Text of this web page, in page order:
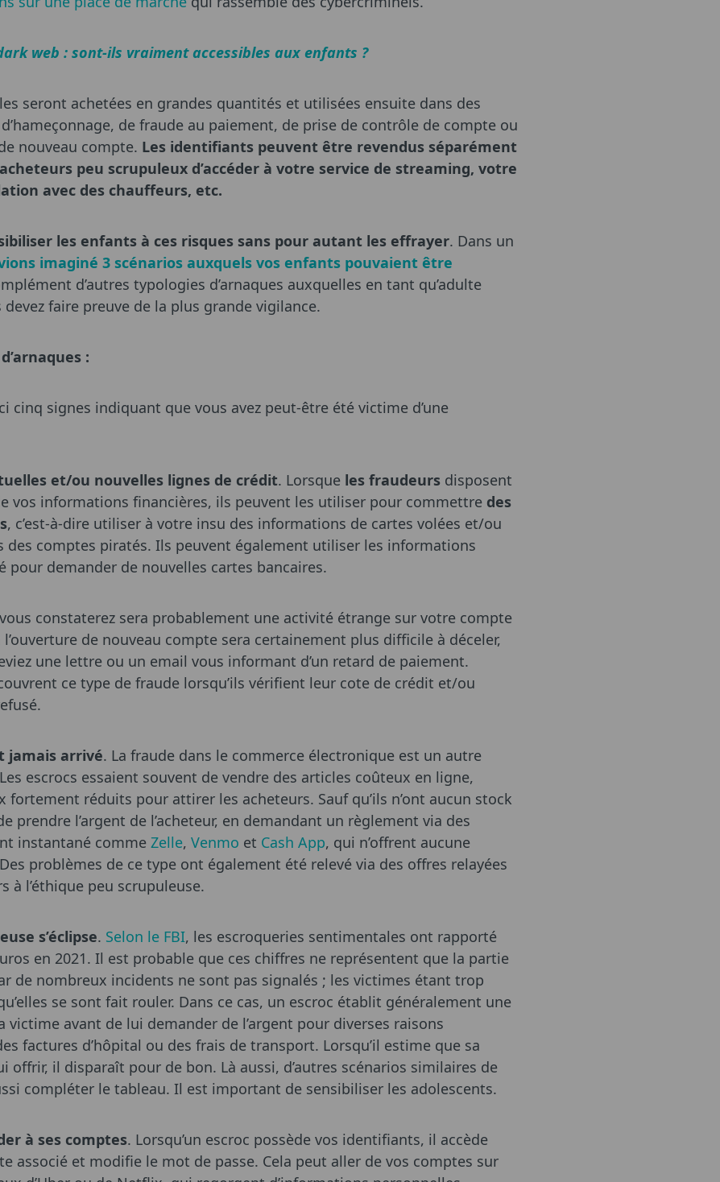
web : sont-ils vraiment accessibles aux enfants ?
seront achetées en grandes quantités et utilisées ensuite dans des
de fraude au paiement, de prise de contrôle de compte ou
nouveau compte. Les identifiants peuvent être revendus séparément
peu scrupuleux d’accéder à votre service de streaming, votre
avec des chauffeurs, etc.
les enfants à ces risques sans pour autant les effrayer. Dans un
imaginé 3 scénarios auxquels vos enfants pouvaient être
d’autres typologies d’arnaques auxquelles en tant qu’adulte
faire preuve de la plus grande vigilance.
:
cinq signes indiquant que vous avez peut-être été victime d’une
et/ou nouvelles lignes de crédit. Lorsque les fraudeurs disposent
vos informations financières, ils peuvent les utiliser pour commettre des
, c’est-à-dire utiliser à votre insu des informations de cartes volées et/ou
des comptes piratés. Ils peuvent également utiliser les informations
pour demander de nouvelles cartes bancaires.
constaterez sera probablement une activité étrange sur votre compte
l’ouverture de nouveau compte sera certainement plus difficile à déceler,
une lettre ou un email vous informant d’un retard de paiement.
ce type de fraude lorsqu’ils vérifient leur cote de crédit et/ou
jamais arrivé. La fraude dans le commerce électronique est un autre
escrocs essaient souvent de vendre des articles coûteux en ligne,
fortement réduits pour attirer les acheteurs. Sauf qu’ils n’ont aucun stock
prendre l’argent de l’acheteur, en demandant un règlement via des
instantané comme Zelle, Venmo et Cash App, qui n’offrent aucune
problèmes de ce type ont également été relevé via des offres relayées
à l’éthique peu scrupuleuse.
s’éclipse. Selon le FBI, les escroqueries sentimentales ont rapporté
en 2021. Il est probable que ces chiffres ne représentent que la partie
de nombreux incidents ne sont pas signalés ; les victimes étant trop
se sont fait rouler. Dans ce cas, un escroc établit généralement une
victime avant de lui demander de l’argent pour diverses raisons
factures d’hôpital ou des frais de transport. Lorsqu’il estime que sa
offrir, il disparaît pour de bon. Là aussi, d’autres scénarios similaires de
compléter le tableau. Il est important de sensibiliser les adolescents.
à ses comptes. Lorsqu’un escroc possède vos identifiants, il accède
associé et modifie le mot de passe. Cela peut aller de vos comptes sur